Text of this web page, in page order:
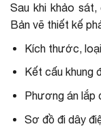
Sau khi khảo
Bản vẽ thiết kế
Kích thước,
Kết cấu khung
Phương án lắp
Sơ đồ đi dây